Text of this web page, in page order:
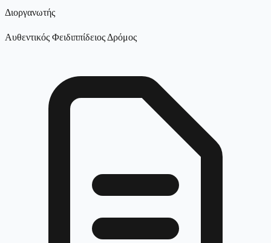
Διοργανωτής
Αυθεντικός Φειδιππίδειος Δρόμος